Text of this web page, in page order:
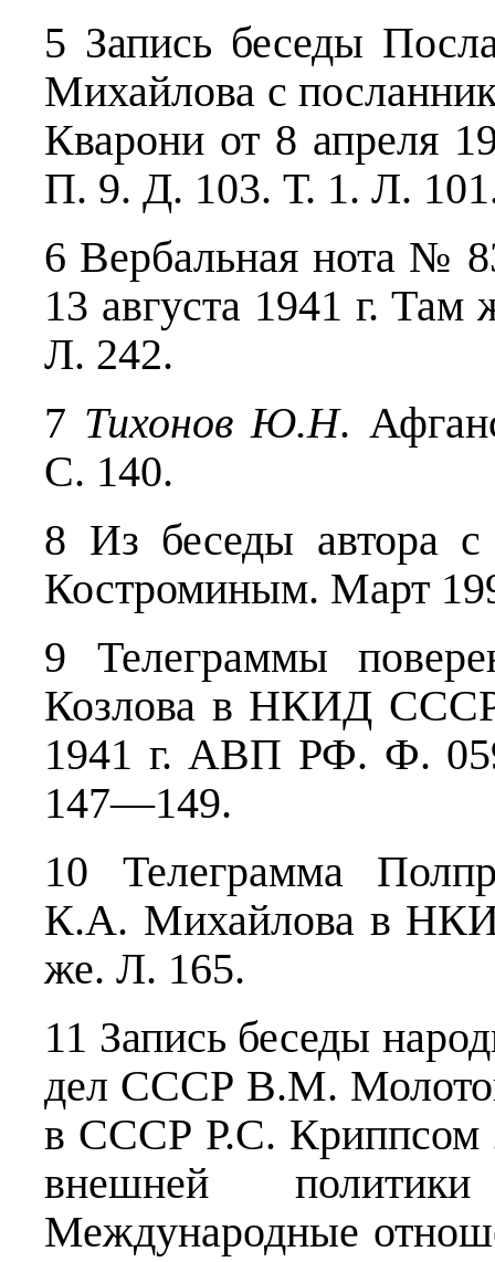
5 Запись беседы
Михайлова с
Кварони от 8 апреля
П. 9. Д. 103. Т. 1. Л.
6 Вербальная нота №
13 августа 1941 г.
Л. 242.
7 Тихонов Ю.Н.
С. 140.
8 Из беседы автора
Костроминым. Март
9 Телеграммы
Козлова в НКИД
1941 г. АВП РФ. Ф.
147—149.
10 Телеграмма
К.А. Михайлова в
же. Л. 165.
11 Запись беседы
дел СССР В.М.
в СССР Р.С. Криппсом
внешней
Международные